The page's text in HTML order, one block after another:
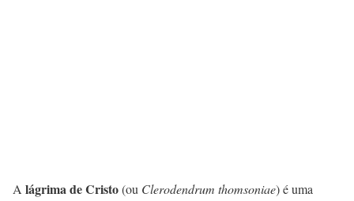
A lágrima de Cristo(ou Clerodendrum thomsoniae) é uma